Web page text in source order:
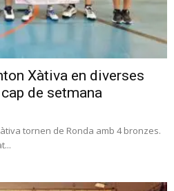
Xàtiva en diverses
de setmana
tornen de Ronda amb 4 bronzes.